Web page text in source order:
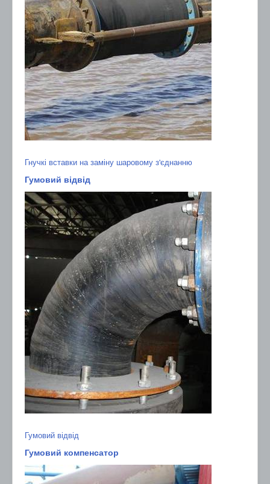
Гнучкі вставки на заміну шаровому з'єднанню
Гумовий відвід
Гумовий відвід
Гумовий компенсатор